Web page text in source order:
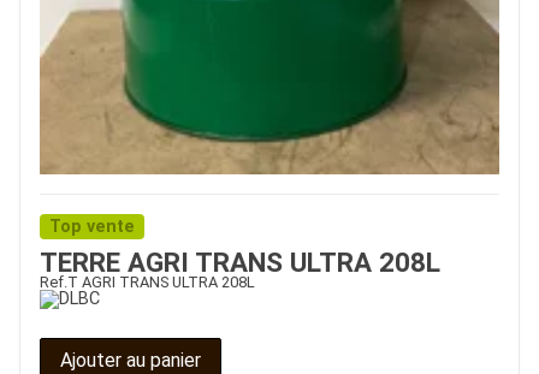
Top vente
TERRE AGRI TRANS ULTRA 208L
Ref.T AGRI TRANS ULTRA 208L
Ajouter au panier